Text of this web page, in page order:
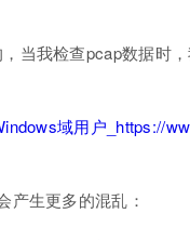
当我检查pcap数据时
产生更多的混乱：